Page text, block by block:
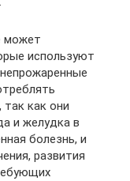
может
используют
как они
и желудка в
болезнь, и
развития